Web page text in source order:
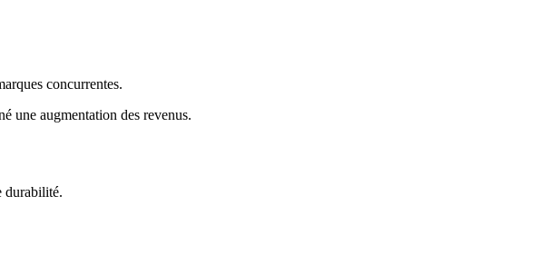
concurrentes.
une augmentation des revenus.
durabilité.